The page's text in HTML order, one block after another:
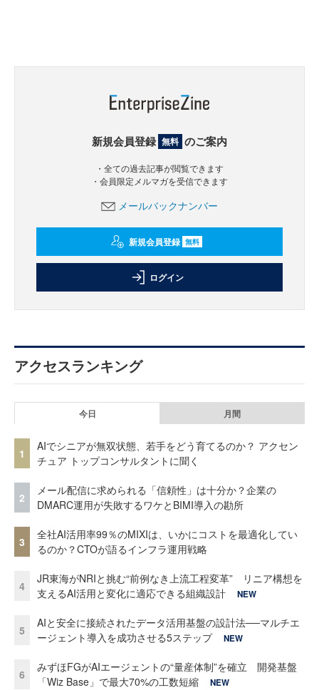
新規会員登録 無料 のご案内
・全ての過去記事が閲覧できます
・会員限定メルマガを受信できます
メールバックナンバー
新規会員登録 無料
ログイン
アクセスランキング
今日 月間
1
AIでシニアが無双状態、若手をどう育てるのか？ アクセン
チュア トップコンサルタントに聞く
2
メール配信に求められる「信頼性」は十分か？企業の
DMARC運用が失敗するワケとBIMI導入の勘所
3
全社AI活用率99％のMIXIは、いかにコストを最適化してい
るのか？CTOが語るインフラ運用戦略
4
JR東海がNRIと挑む“前例なき上流工程変革” リニア構想を
支えるAI活用と変化に適応できる組織設計
NEW
5
AIと安全に接続されたデータ活用基盤の設計法──マルチエ
ージェント導入を成功させる5ステップ
NEW
6
みずほFGがAIエージェントの“量産体制”を確立 開発基盤
「Wiz Base」で最大70%の工数短縮
NEW